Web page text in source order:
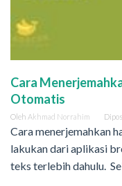
Cara
Otomatis
Oleh Akhmad Norrahim
Cara menerjemahkan
lakukan dari aplikasi
teks terlebih dahulu.